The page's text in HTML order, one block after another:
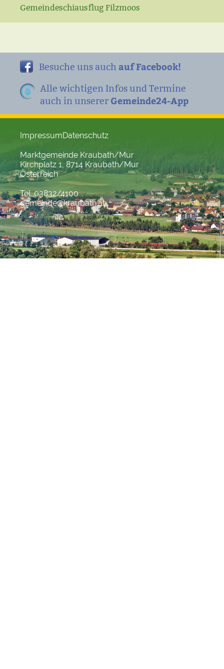
Gemeindeschiausflug Filzmoos
Besuche uns auch auf Facebook!
Alle wichtigen Infos und Termine
auch in unserer Gemeinde24-App
ImpressumDatenschutz
Marktgemeinde Kraubath/Mur
Kirchplatz 1, 8714 Kraubath/Mur
Österreich
Tel. 03832/4100
gemeinde@kraubath.at